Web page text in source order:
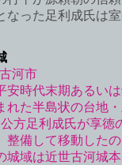
た足利成氏は室
河市
代末期あるいは鎌
た半島状の台地・
足利成氏が享徳
して移動したの
域は近世古河城本